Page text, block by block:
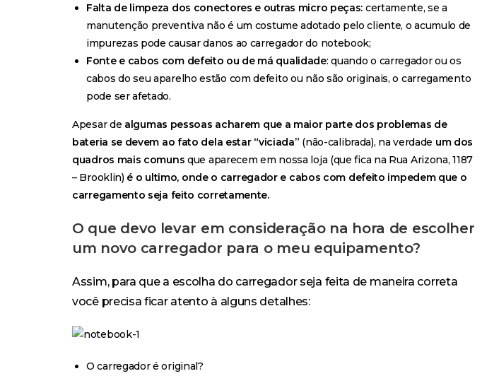
Falta de limpeza dos conectores e outras micro peças: certamente, se a
manutenção preventiva não é um costume adotado pelo cliente, o acumulo de
impurezas pode causar danos ao carregador do notebook;
Fonte e cabos com defeito ou de má qualidade: quando o carregador ou os
cabos do seu aparelho estão com defeito ou não são originais, o carregamento
pode ser afetado.
Apesar de algumas pessoas acharem que a maior parte dos problemas de
bateria se devem ao fato dela estar “viciada” (não-calibrada), na verdade um dos
quadros mais comuns que aparecem em nossa loja (que fica na Rua Arizona, 1187
– Brooklin) é o ultimo, onde o carregador e cabos com defeito impedem que o
carregamento seja feito corretamente.
O que devo levar em consideração na hora de escolher
um novo carregador para o meu equipamento?
Assim, para que a escolha do carregador seja feita de maneira correta
você precisa ficar atento à alguns detalhes:
O carregador é original?